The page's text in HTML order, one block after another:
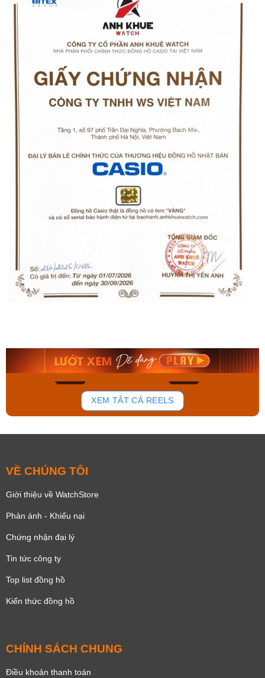
136
Mua ngay Mua ngay
XEM TẤT CẢ REELS
VỀ CHÚNG TÔI
Giới thiệu về WatchStore
Phản ánh - Khiếu nại
Chứng nhận đại lý
Tin tức công ty
Top list đồng hồ
Kiến thức đồng hồ
CHÍNH SÁCH CHUNG
Điều khoản thanh toán